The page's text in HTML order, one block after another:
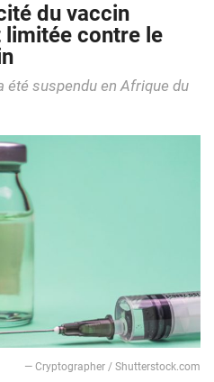
du vaccin
limitée contre le
été suspendu en Afrique du
― Cryptographer / Shutterstock.com